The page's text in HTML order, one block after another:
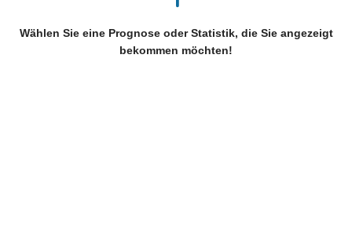
Wählen Sie eine Prognose oder Statistik, die Sie angezeigt
bekommen möchten!